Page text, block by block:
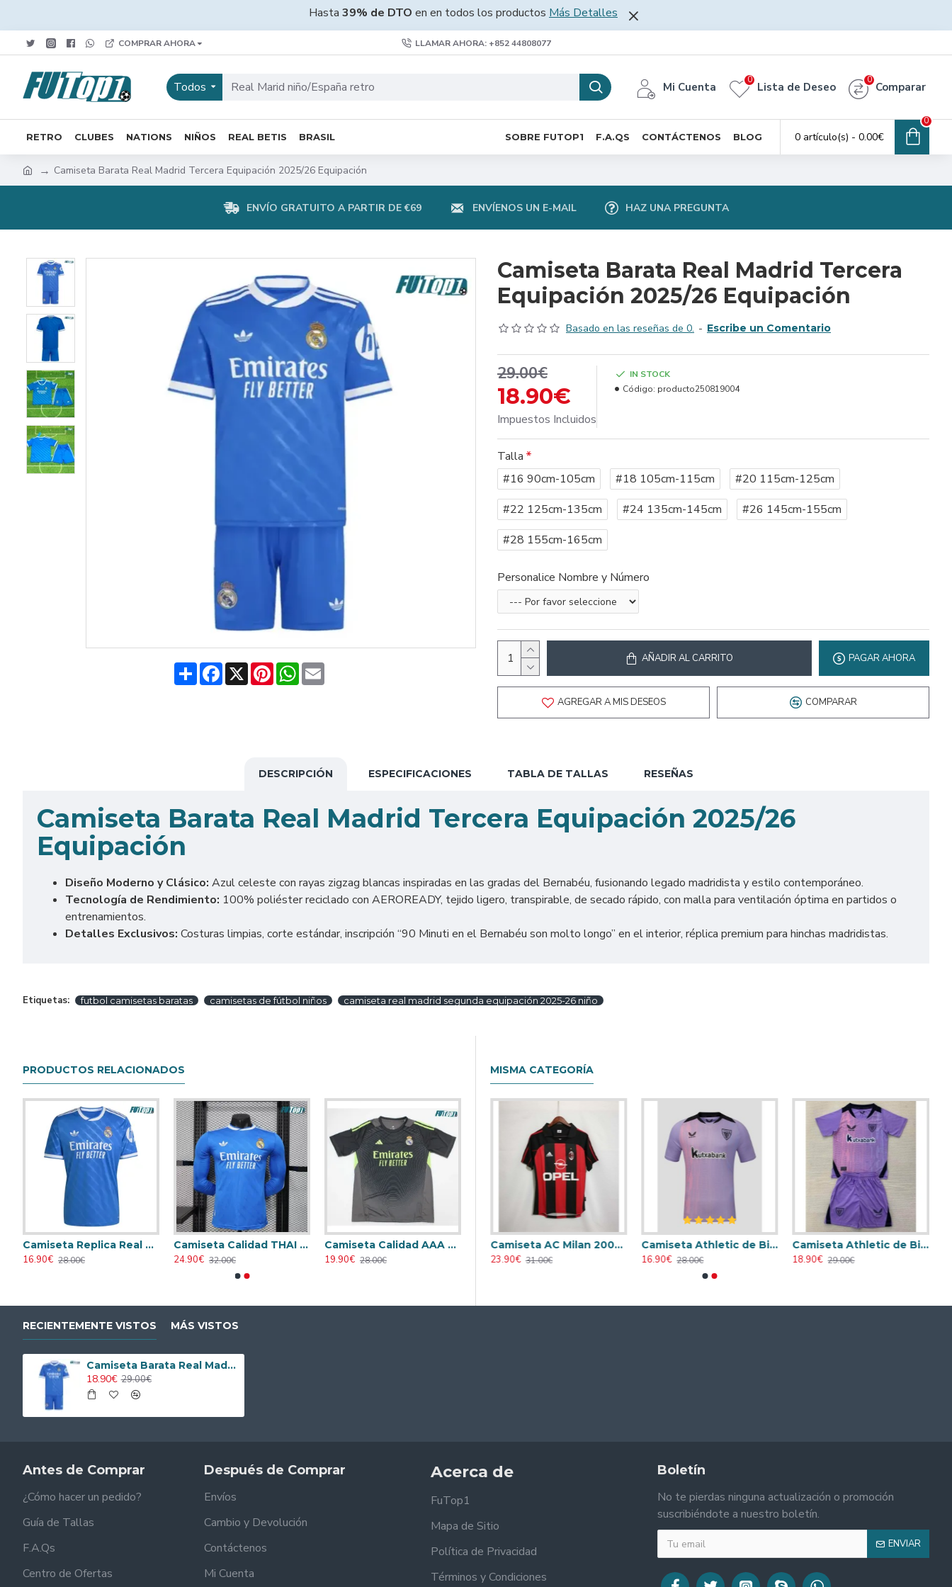
Hasta 39% de DTO en en todos los productos Más Detalles
COMPRAR AHORA LLAMAR AHORA: +852 44808077
Todos Mi Cuenta Lista de Deseo
0
Comparar
0
RETRO CLUBES NATIONS NIÑOS REAL BETIS BRASIL SOBRE FUTOP1 F.A.QS CONTÁCTENOS BLOG 0 artículo(s) - 0.00€
0
Camiseta Barata Real Madrid Tercera Equipación 2025/26 Equipación
ENVÍO GRATUITO A PARTIR DE €69 ENVÍENOS UN E-MAIL HAZ UNA PREGUNTA
ShareFacebook
X PinterestWhatsApp
Email
Camiseta Barata Real Madrid Tercera
Equipación 2025/26 Equipación
Basado en las reseñas de 0. - Escribe un Comentario
18.90€
29.00€
Impuestos Incluidos
IN STOCK
Código: producto250819004
Talla
#16 90cm-105cm
#18 105cm-115cm
#20 115cm-125cm
#22 125cm-135cm
#24 135cm-145cm
#26 145cm-155cm
#28 155cm-165cm
Personalice Nombre y Número
AÑADIR AL CARRITO PAGAR AHORA
AGREGAR A MIS DESEOS COMPARAR
DESCRIPCIÓN ESPECIFICACIONES TABLA DE TALLAS RESEÑAS
Camiseta Barata Real Madrid Tercera Equipación 2025/26
Equipación
Diseño Moderno y Clásico: Azul celeste con rayas zigzag blancas inspiradas en las gradas del Bernabéu, fusionando legado madridista y estilo contemporáneo.
Tecnología de Rendimiento: 100% poliéster reciclado con AEROREADY, tejido ligero, transpirable, de secado rápido, con malla para ventilación óptima en partidos o
entrenamientos.
Detalles Exclusivos: Costuras limpias, corte estándar, inscripción “90 Minuti en el Bernabéu son molto longo” en el interior, réplica premium para hinchas madridistas.
Etiquetas: futbol camisetas baratas camisetas de fútbol niños camiseta real madrid segunda equipación 2025-26 niño
PRODUCTOS RELACIONADOS
Camiseta Replica Real Madrid Third Tercera Equipación 2025/26
16.90€ 28.00€
Camiseta Calidad THAI Real Madrid Third 2025/26 Versión Jugador ML
24.90€ 32.00€
Camiseta Calidad AAA de Portero Real Madrid 2025/26 Negro
19.90€ 28.00€
MISMA CATEGORÍA
23.90€ 31.00€
23.90€ 31.00€
Camiseta AC Milan 2000/2001 Local Retro
23.90€ 31.00€
Camiseta Athletic de Bilbao 2024/2025 Alternativo
16.90€ 28.00€
Camiseta Athletic de Bilbao 2024/2025 Alternativo Niño Kit
18.90€ 29.00€
RECIENTEMENTE VISTOS MÁS VISTOS
Camiseta Barata Real Madrid Tercera Equipación 2025/26 Equipación
18.90€ 29.00€
Antes de Comprar
¿Cómo hacer un pedido?
Guía de Tallas
F.A.Qs
Centro de Ofertas
Después de Comprar
Envíos
Cambio y Devolución
Contáctenos
Mi Cuenta
Acerca de
FuTop1
Mapa de Sitio
Política de Privacidad
Términos y Condiciones
Boletín
No te pierdas ninguna actualización o promoción
suscribiéndote a nuestro boletín.
ENVIAR